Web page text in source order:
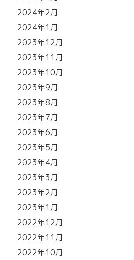
2024年2月
2024年1月
2023年12月
2023年11月
2023年10月
2023年9月
2023年8月
2023年7月
2023年6月
2023年5月
2023年4月
2023年3月
2023年2月
2023年1月
2022年12月
2022年11月
2022年10月